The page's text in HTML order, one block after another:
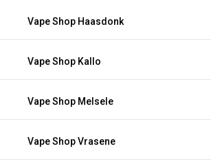
Vape Shop Haasdonk
Vape Shop Kallo
Vape Shop Melsele
Vape Shop Vrasene